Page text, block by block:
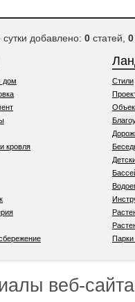
добавлено: 0 статей, 0
дом
кровля
Стили
веб-